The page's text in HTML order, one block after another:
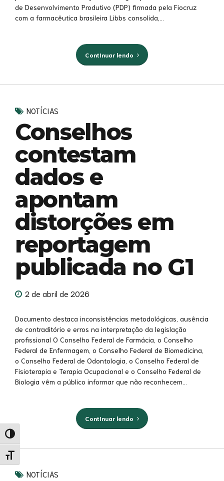
Alternar alto contraste
Alternar tamanho da fonte
de Desenvolvimento Produtivo (PDP) firmada pela Fiocruz
com a farmacêutica brasileira Libbs consolida,...
Continuar lendo
NOTÍCIAS
Conselhos
contestam
dados e
apontam
distorções em
reportagem
publicada no G1
2 de abril de 2026
Documento destaca inconsistências metodológicas, ausência
de contraditório e erros na interpretação da legislação
profissional O Conselho Federal de Farmácia, o Conselho
Federal de Enfermagem, o Conselho Federal de Biomedicina,
o Conselho Federal de Odontologia, o Conselho Federal de
Fisioterapia e Terapia Ocupacional e o Conselho Federal de
Biologia vêm a público informar que não reconhecem...
Continuar lendo
NOTÍCIAS